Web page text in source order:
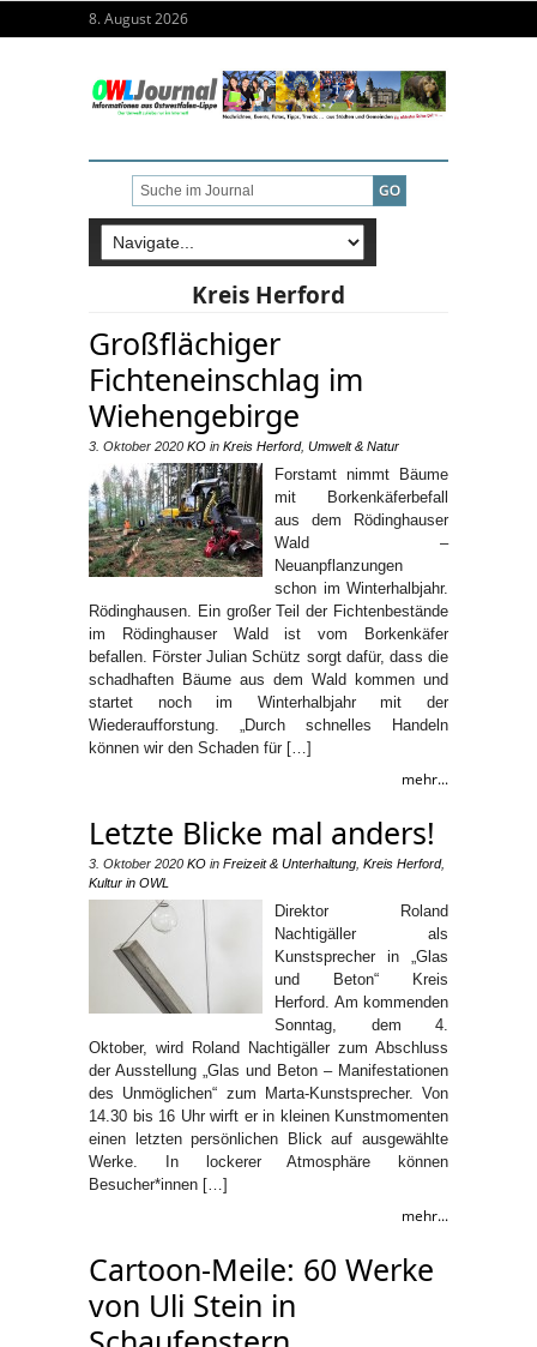
8. August 2026
Kreis Herford
Großflächiger
Fichteneinschlag im
Wiehengebirge
3. Oktober 2020 KO in Kreis Herford, Umwelt & Natur
Forstamt nimmt Bäume
mit Borkenkäferbefall
aus dem Rödinghauser
Wald –
Neuanpflanzungen
schon im Winterhalbjahr.
Rödinghausen. Ein großer Teil der Fichtenbestände
im Rödinghauser Wald ist vom Borkenkäfer
befallen. Förster Julian Schütz sorgt dafür, dass die
schadhaften Bäume aus dem Wald kommen und
startet noch im Winterhalbjahr mit der
Wiederaufforstung. „Durch schnelles Handeln
können wir den Schaden für […]
mehr...
Letzte Blicke mal anders!
3. Oktober 2020 KO in Freizeit & Unterhaltung Kreis Herford,
Kultur in OWL
Direktor Roland
Nachtigäller als
Kunstsprecher in „Glas
und Beton“ Kreis
Herford. Am kommenden
Sonntag, dem 4.
Oktober, wird Roland Nachtigäller zum Abschluss
der Ausstellung „Glas und Beton – Manifestationen
des Unmöglichen“ zum Marta-Kunstsprecher. Von
14.30 bis 16 Uhr wirft er in kleinen Kunstmomenten
einen letzten persönlichen Blick auf ausgewählte
Werke. In lockerer Atmosphäre können
Besucher*innen […]
mehr...
Cartoon-Meile: 60 Werke
von Uli Stein in